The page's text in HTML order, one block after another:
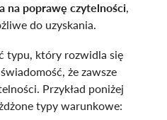
na poprawę czytelności,
do uzyskania.
typu, który rozwidla się
że zawsze
Przykład poniżej
typy warunkowe: